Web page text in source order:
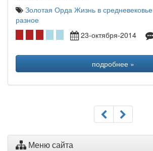
Золотая Орда Жизнь в средневековье
разное
23-октября-2014
подробнее »
Меню сайта